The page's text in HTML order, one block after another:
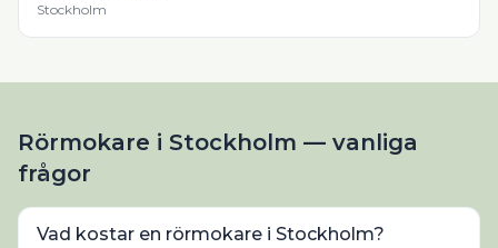
Stockholm
Rörmokare i Stockholm — vanliga
frågor
Vad kostar en rörmokare i Stockholm?